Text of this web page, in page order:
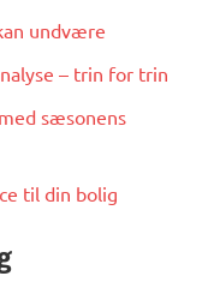
undvære
– trin for trin
sæsonens
til din bolig